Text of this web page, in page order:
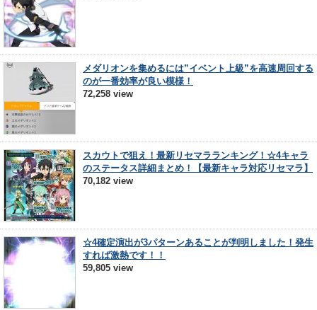
メダリオンを集めるには”イベント上級”を高速周回する
のが一番効率が良い模様！
72,258 view
スカウトで狙え！最新リセマラランキング！☆4キャラ
のステータス詳細まとめ！【最新キャラ対応リセマラ】
70,182 view
☆4確定演出が3パターンあることが判明しました！発生
すれば激熱です！！
59,805 view